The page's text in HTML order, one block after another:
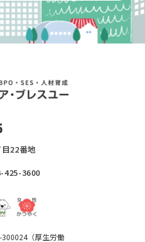
22番地
425-3600
（厚生労働